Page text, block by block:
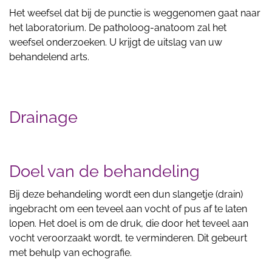
Het weefsel dat bij de punctie is weggenomen gaat naar
het laboratorium. De patholoog-anatoom zal het
weefsel onderzoeken. U krijgt de uitslag van uw
behandelend arts.
Drainage
Doel van de behandeling
Bij deze behandeling wordt een dun slangetje (drain)
ingebracht om een teveel aan vocht of pus af te laten
lopen. Het doel is om de druk, die door het teveel aan
vocht veroorzaakt wordt, te verminderen. Dit gebeurt
met behulp van echografie.